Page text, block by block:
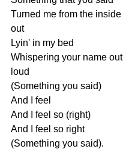
Turned me from the inside
out
Lyin' in my bed
Whispering your name out
loud
(Something you said)
And
feel
And
feel so (right)
And
feel so right
(Something you said).